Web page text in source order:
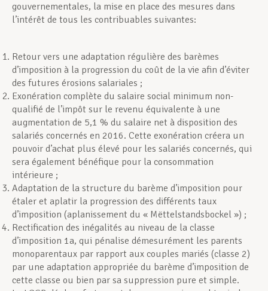
gouvernementales, la mise en place des mesures dans
l’intérêt de tous les contribuables suivantes:
Retour vers une adaptation régulière des barèmes
d’imposition à la progression du coût de la vie afin d’éviter
des futures érosions salariales ;
Exonération complète du salaire social minimum non-
qualifié de l’impôt sur le revenu équivalente à une
augmentation de 5,1 % du salaire net à disposition des
salariés concernés en 2016. Cette exonération créera un
pouvoir d’achat plus élevé pour les salariés concernés, qui
sera également bénéfique pour la consommation
intérieure ;
Adaptation de la structure du barème d’imposition pour
étaler et aplatir la progression des différents taux
d’imposition (aplanissement du « Mëttelstandsbockel ») ;
Rectification des inégalités au niveau de la classe
d’imposition 1a, qui pénalise démesurément les parents
monoparentaux par rapport aux couples mariés (classe 2)
par une adaptation appropriée du barème d’imposition de
cette classe ou bien par sa suppression pure et simple.